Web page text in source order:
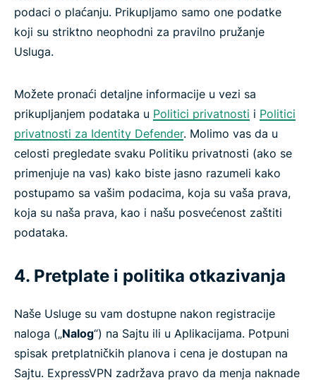
podaci o plaćanju. Prikupljamo samo one podatke
koji su striktno neophodni za pravilno pružanje
Usluga.
Možete pronaći detaljne informacije u vezi sa
prikupljanjem podataka u Politici privatnosti i Politici
privatnosti za Identity Defender. Molimo vas da u
celosti pregledate svaku Politiku privatnosti (ako se
primenjuje na vas) kako biste jasno razumeli kako
postupamo sa vašim podacima, koja su vaša prava,
koja su naša prava, kao i našu posvećenost zaštiti
podataka.
4. Pretplate i politika otkazivanja
Naše Usluge su vam dostupne nakon registracije
naloga („Nalog“) na Sajtu ili u Aplikacijama. Potpuni
spisak pretplatničkih planova i cena je dostupan na
Sajtu. ExpressVPN zadržava pravo da menja naknade